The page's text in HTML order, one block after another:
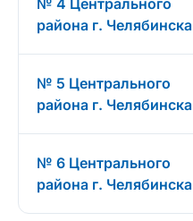
№ 4 Центрального
района г. Челябинска
№ 5 Центрального
района г. Челябинска
№ 6 Центрального
района г. Челябинска